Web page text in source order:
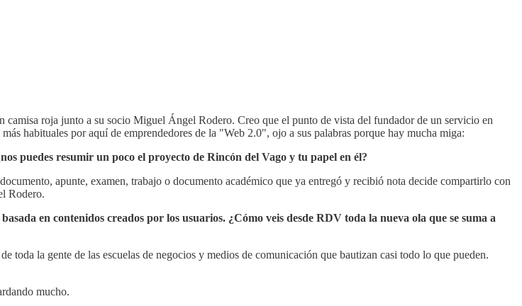
camisa roja junto a su socio Miguel Ángel Rodero. Creo que el punto de vista del fundador de un servicio en
habituales por aquí de emprendedores de la "Web 2.0", ojo a sus palabras porque hay mucha miga:
puedes resumir un poco el proyecto de Rincón del Vago y tu papel en él?
apunte, examen, trabajo o documento académico que ya entregó y recibió nota decide compartirlo con
Rodero.
en contenidos creados por los usuarios. ¿Cómo veis desde RDV toda la nueva ola que se suma a
la gente de las escuelas de negocios y medios de comunicación que bautizan casi todo lo que pueden.
mucho.